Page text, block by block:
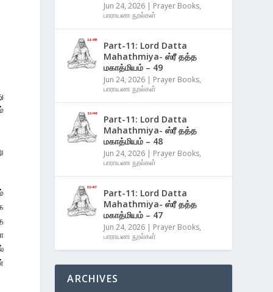
Jun 24, 2026 | Prayer Books,
பாராயண நூல்கள்
Part-11: Lord Datta
Mahathmiya- ஸ்ரீ தத்த
மகாத்மியம் – 49
Jun 24, 2026 | Prayer Books,
பாராயண நூல்கள்
Part-11: Lord Datta
Mahathmiya- ஸ்ரீ தத்த
மகாத்மியம் – 48
Jun 24, 2026 | Prayer Books,
பாராயண நூல்கள்
Part-11: Lord Datta
Mahathmiya- ஸ்ரீ தத்த
மகாத்மியம் – 47
Jun 24, 2026 | Prayer Books,
பாராயண நூல்கள்
ARCHIVES